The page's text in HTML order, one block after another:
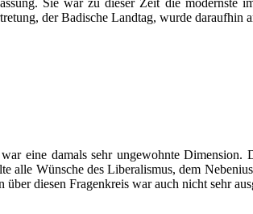
Sie war zu dieser Zeit die modernste
der Badische Landtag, wurde daraufhin
eine damals sehr ungewohnte Dimension.
alle Wünsche des Liberalismus, dem Nebenius
diesen Fragenkreis war auch nicht sehr